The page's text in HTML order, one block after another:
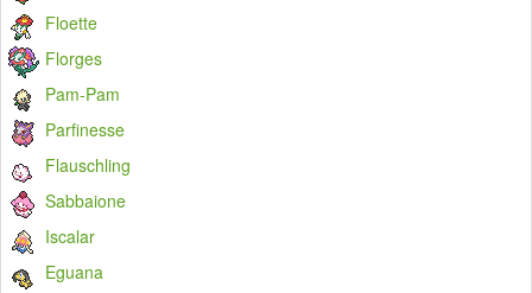
Floette
Florges
Pam-Pam
Parfinesse
Flauschling
Sabbaione
Iscalar
Eguana